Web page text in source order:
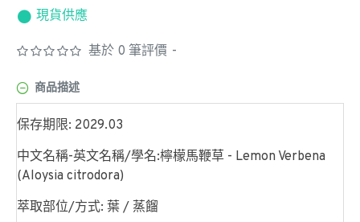
現貨供應
基於 0 筆評價 -
商品描述
保存期限: 2029.03
中文名稱-英文名稱/學名:檸檬馬鞭草 - Lemon Verbena
(Aloysia citrodora)
萃取部位/方式: 葉 / 蒸餾